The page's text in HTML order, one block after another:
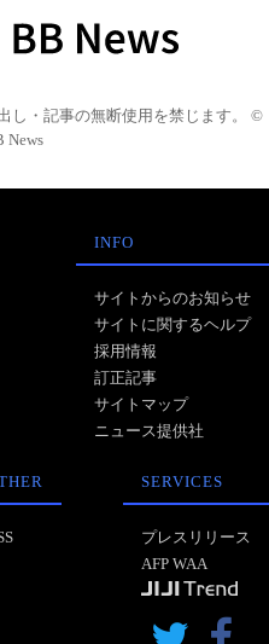
し・記事の無断使用を禁じます。 ©
News
INFO
サイトからのお知らせ
サイトに関するヘルプ
採用情報
訂正記事
サイトマップ
ニュース提供社
SERVICES
プレスリリース
AFP WAA